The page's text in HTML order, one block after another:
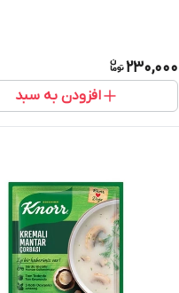
230,000
افزودن به سبد